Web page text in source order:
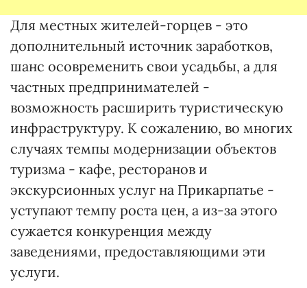
Для местных жителей-горцев - это
дополнительный источник заработков,
шанс осовременить свои усадьбы, а для
частных предпринимателей -
возможность расширить туристическую
инфраструктуру. К сожалению, во многих
случаях темпы модернизации объектов
туризма - кафе, ресторанов и
экскурсионных услуг на Прикарпатье -
уступают темпу роста цен, а из-за этого
сужается конкуренция между
заведениями, предоставляющими эти
услуги.